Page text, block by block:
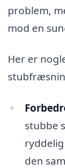
problem,
mod en
Her er
stubbe
den